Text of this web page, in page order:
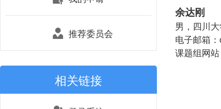
推荐委员会
相关链接
余达刚
男，四川
电子邮箱
课题组网